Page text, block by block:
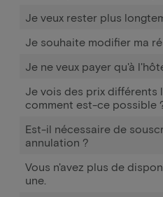
Je veux rester plus
Je souhaite modifier ma
Je ne veux payer qu'à
Je vois des prix différents
comment est-ce possible
Est-il nécessaire de
annulation ?
Vous n'avez plus de
une.